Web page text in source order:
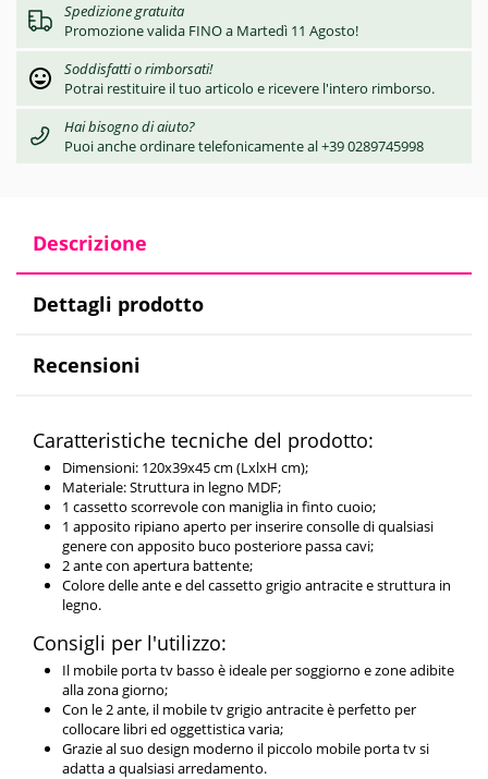
Spedizione gratuita
Promozione valida FINO a Martedì 11 Agosto!
Soddisfatti o rimborsati!
Potrai restituire il tuo articolo e ricevere l'intero rimborso.
Hai bisogno di aiuto?
Puoi anche ordinare telefonicamente al +39 0289745998
Descrizione
Dettagli prodotto
Recensioni
Caratteristiche tecniche del prodotto:
Dimensioni: 120x39x45 cm (LxlxH cm);
Materiale: Struttura in legno MDF;
1 cassetto scorrevole con maniglia in finto cuoio;
1 apposito ripiano aperto per inserire consolle di qualsiasi
genere con apposito buco posteriore passa cavi;
2 ante con apertura battente;
Colore delle ante e del cassetto grigio antracite e struttura in
legno.
Consigli per l'utilizzo:
Il mobile porta tv basso è ideale per soggiorno e zone adibite
alla zona giorno;
Con le 2 ante, il mobile tv grigio antracite è perfetto per
collocare libri ed oggettistica varia;
Grazie al suo design moderno il piccolo mobile porta tv si
adatta a qualsiasi arredamento.